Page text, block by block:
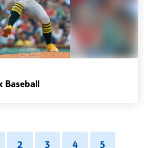
Baseball
2 3 4 5